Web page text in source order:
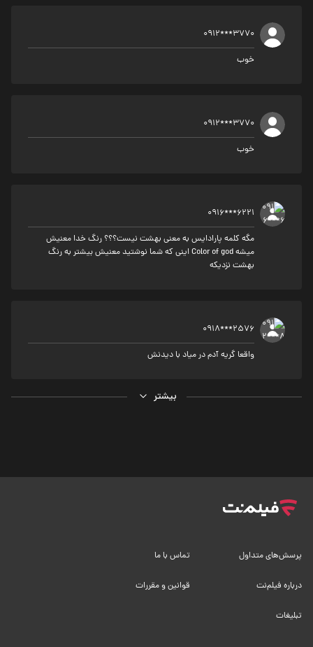
0912***3770
خوب
0912***3770
خوب
0916***6221
مگه کلمه پارادایس به معنی بهشت نیست؟؟؟ رنگ خدا معنیش
میشه Color of god اینی که شما نوشتید معنیش بیشتر به رنگ
بهشت نزدیکه
0918***2576
واقعا گریه آدم در میاد با دیدنش
بیشتر
پرسش‌های متداول تماس با ما
درباره فیلم‌نت قوانین و مقررات
تبلیغات